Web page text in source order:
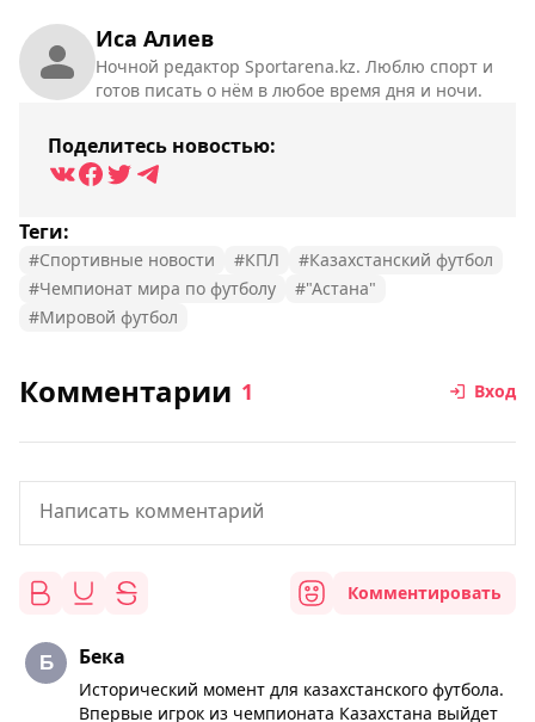
Иса Алиев
Ночной редактор Sportarena.kz. Люблю спорт и
готов писать о нём в любое время дня и ночи.
Поделитесь новостью:
Теги:
#Спортивные новости #КПЛ
#Казахстанский футбол
#Чемпионат мира по футболу
#"Астана"
#Мировой футбол
Комментарии 1 Вход
Комментировать
Бека
Исторический момент для казахстанского футбола.
Впервые игрок из чемпионата Казахстана выйдет